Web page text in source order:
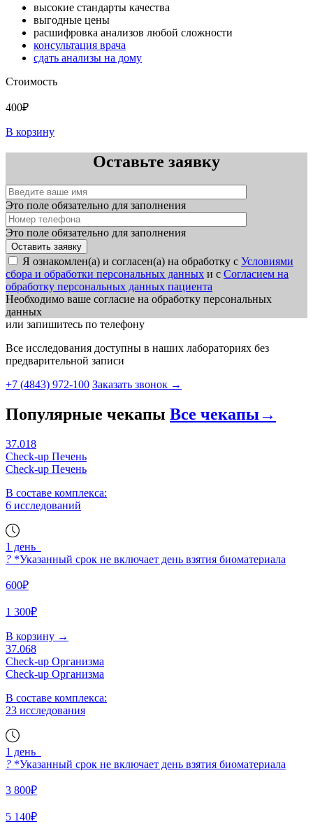
высокие стандарты качества
выгодные цены
расшифровка анализов любой сложности
консультация врача
сдать анализы на дому
Стоимость
400₽
В корзину
Оставьте заявку
Это поле обязательно для заполнения
Это поле обязательно для заполнения
Я ознакомлен(а) и согласен(а) на обработку с Условиями
сбора и обработки персональных данных и с Согласием на
обработку персональных данных пациента
Необходимо ваше согласие на обработку персональных
данных
или запишитесь по телефону
Все исследования доступны в наших лабораториях без
предварительной записи
+7 (4843) 972-100 Заказать звонок →
Популярные чекапы Все чекапы→
37.018
Check-up Печень
Check-up Печень
В составе комплекса:
6 исследований
1 день
? *Указанный срок не включает день взятия биоматериала
600₽
1 300₽
В корзину →
37.068
Check-up Организма
Check-up Организма
В составе комплекса:
23 исследования
1 день
? *Указанный срок не включает день взятия биоматериала
3 800₽
5 140₽